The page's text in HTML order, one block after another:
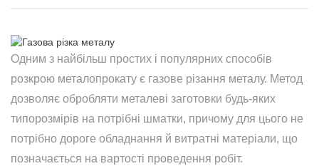
Одним з найбільш простих і популярних способів
розкрою металопрокату є газове різання металу. Метод
дозволяє обробляти металеві заготовки будь-яких
типорозмірів на потрібні шматки, причому для цього не
потрібно дороге обладнання й витратні матеріали, що
позначається на вартості проведення робіт.